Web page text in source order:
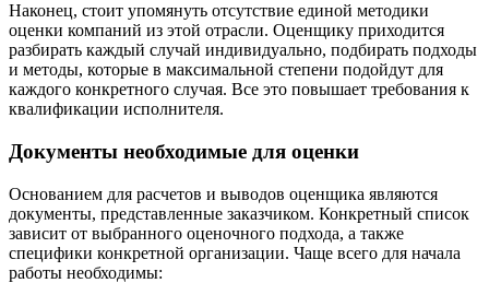
Наконец, стоит упомянуть отсутствие единой методики
оценки компаний из этой отрасли. Оценщику приходится
разбирать каждый случай индивидуально, подбирать подходы
и методы, которые в максимальной степени подойдут для
каждого конкретного случая. Все это повышает требования к
квалификации исполнителя.
Документы необходимые для оценки
Основанием для расчетов и выводов оценщика являются
документы, представленные заказчиком. Конкретный список
зависит от выбранного оценочного подхода, а также
специфики конкретной организации. Чаще всего для начала
работы необходимы:
Горячий Ключ
Грозный
Губаха
Губкин
Губкинский
Гулькевичи
Гусев
Гусь-Хрустальный
Дедовск
Дербент